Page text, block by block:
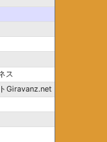
ス
Giravanz.net